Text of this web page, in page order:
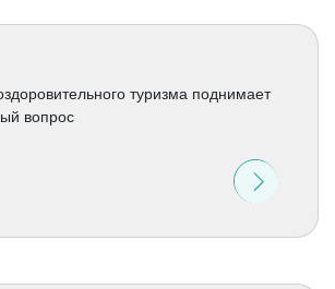
туризма поднимает
вопрос